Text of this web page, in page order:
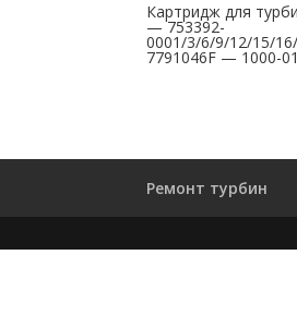
Картридж для
— 753392-
0001/3/6/9/12/15/
7791046F — 1000-
Ремонт турбин